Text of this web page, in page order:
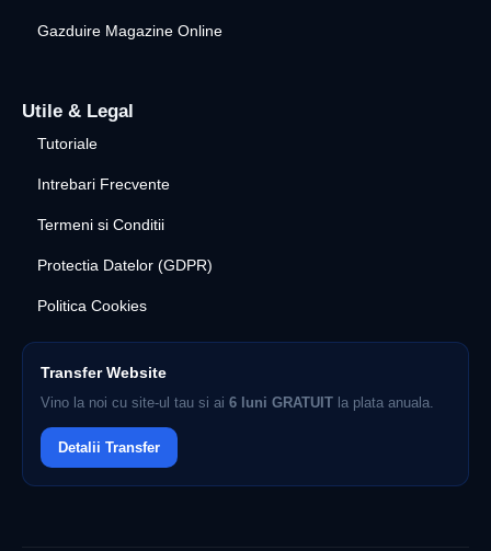
Gazduire Magazine Online
Utile & Legal
Tutoriale
Intrebari Frecvente
Termeni si Conditii
Protectia Datelor (GDPR)
Politica Cookies
Transfer Website
Vino la noi cu site-ul tau si ai 6 luni GRATUIT la plata anuala.
Detalii Transfer